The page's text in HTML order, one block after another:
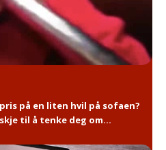
på en liten hvil på sofaen?
til å tenke deg om...